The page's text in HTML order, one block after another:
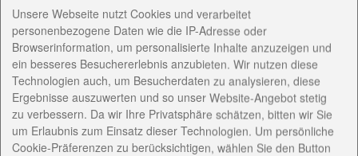
Unsere Webseite nutzt Cookies und verarbeitet
personenbezogene Daten wie die IP-Adresse oder
Browserinformation, um personalisierte Inhalte anzuzeigen und
ein besseres Besuchererlebnis anzubieten. Wir nutzen diese
Technologien auch, um Besucherdaten zu analysieren, diese
Ergebnisse auszuwerten und so unser Website-Angebot stetig
zu verbessern. Da wir Ihre Privatsphäre schätzen, bitten wir Sie
um Erlaubnis zum Einsatz dieser Technologien. Um persönliche
Cookie-Präferenzen zu berücksichtigen, wählen Sie den Button